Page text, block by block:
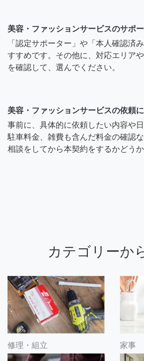
美容・ファッションサービスのサポ
「認定サポーター」や「本人確認済
すすめです。その他に、対応エリア
を確認して、選んでください。
美容・ファッションサービスの依頼
事前に、具体的に依頼したい内容や
駐車料金、雑費も含んだ料金の確認
相談をしてから本契約をするかどうか
カテゴリーか
修理・組立 家事